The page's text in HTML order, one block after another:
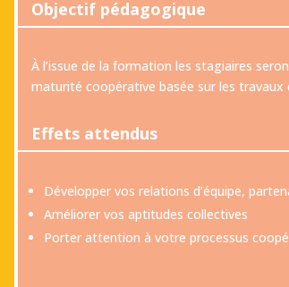
Objectif pédagogique
À l’issue de la formation les stagiaires
maturité coopérative basée sur les
Effets attendus
Développer vos relations d’équipe,
Améliorer vos aptitudes collectives
Porter attention à votre processus